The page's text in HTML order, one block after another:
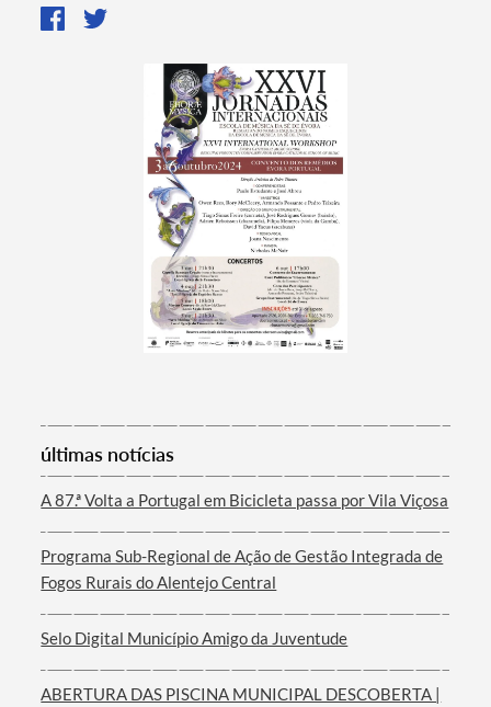
Filtros
últimas notícias
A 87.ª Volta a Portugal em Bicicleta passa por Vila Viçosa
Programa Sub-Regional de Ação de Gestão Integrada de
Fogos Rurais do Alentejo Central
Selo Digital Município Amigo da Juventude
ABERTURA DAS PISCINA MUNICIPAL DESCOBERTA |